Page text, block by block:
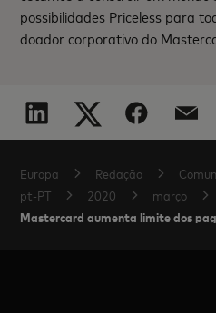
possibilidades Priceless para
doador corporativo do
Europa Redação
pt-PT
2020 março
Mastercard aumenta limite dos